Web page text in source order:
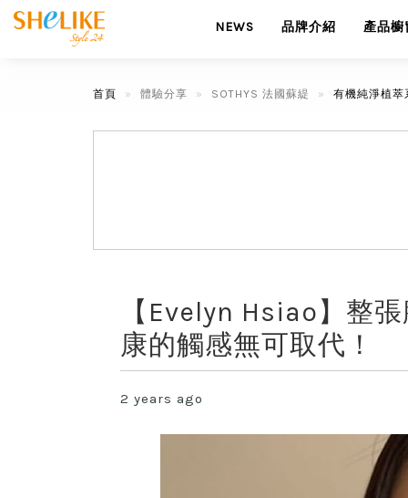
NEWS 品牌介紹 產品櫥
首頁 體驗分享 SOTHYS 法國蘇緹 有機純淨植萃
【Evelyn Hsiao】整
康的觸感無可取代！
2 years ago